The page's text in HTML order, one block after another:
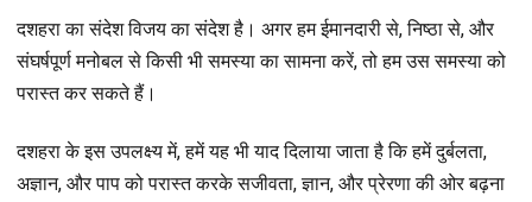
दशहरा का संदेश विजय का संदेश है। अगर हम ईमानदारी से, निष्ठा से, और
संघर्षपूर्ण मनोबल से किसी भी समस्या का सामना करें, तो हम उस समस्या को
परास्त कर सकते हैं।
दशहरा के इस उपलक्ष्य में, हमें यह भी याद दिलाया जाता है कि हमें दुर्बलता,
अज्ञान, और पाप को परास्त करके सजीवता, ज्ञान, और प्रेरणा की ओर बढ़ना